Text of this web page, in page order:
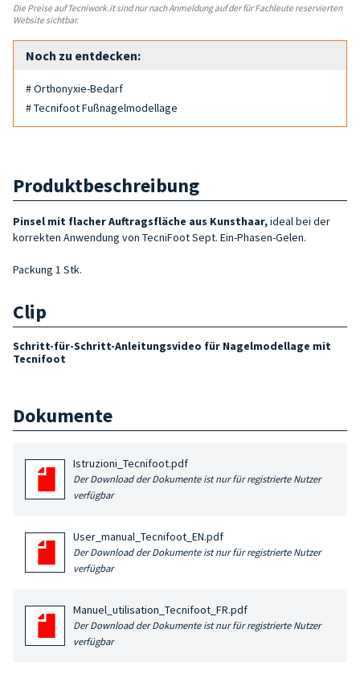
Die Preise auf Tecniwork.it sind nur nach Anmeldung auf der für Fachleute reservierten
Website sichtbar.
Noch zu entdecken:
# Orthonyxie-Bedarf
# Tecnifoot Fußnagelmodellage
Produktbeschreibung
Pinsel mit flacher Auftragsfläche aus Kunsthaar,ideal bei der
korrekten Anwendung von TecniFoot Sept. Ein-Phasen-Gelen.
Packung 1 Stk.
Clip
Schritt-für-Schritt-Anleitungsvideo für Nagelmodellage mit
Tecnifoot
Dokumente
Istruzioni_Tecnifoot.pdf
Der Download der Dokumente ist nur für registrierte Nutzer
verfügbar
User_manual_Tecnifoot_EN.pdf
Der Download der Dokumente ist nur für registrierte Nutzer
verfügbar
Manuel_utilisation_Tecnifoot_FR.pdf
Der Download der Dokumente ist nur für registrierte Nutzer
verfügbar